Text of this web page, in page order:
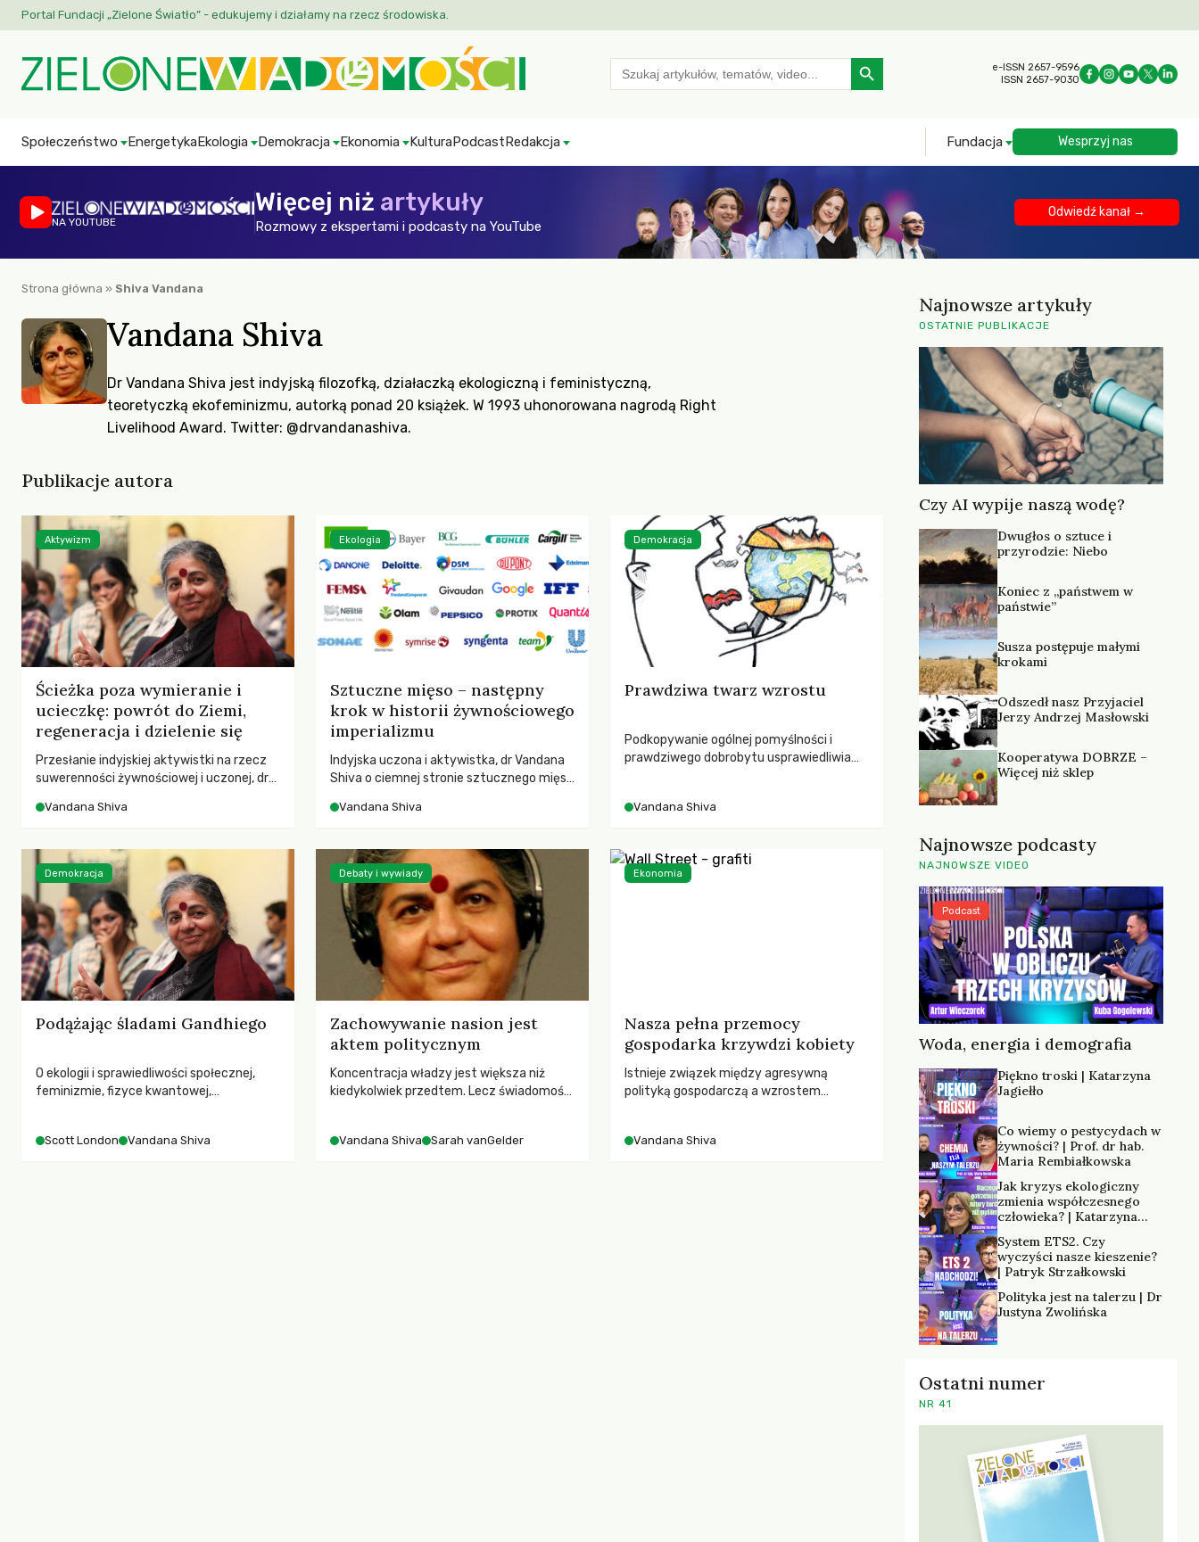
Portal Fundacji „Zielone Światło” - edukujemy i działamy na rzecz środowiska.
Search
for:
Search Button
e-ISSN 2657-9596
ISSN 2657-9030
Społeczeństwo EnergetykaEkologia Demokracja Ekonomia KulturaPodcastRedakcja Fundacja Wesprzyj nas
NA YOUTUBE
Więcej niż artykuły
Rozmowy z ekspertami i podcasty na YouTube
Odwiedź kanał →
Strona główna » Shiva Vandana
Vandana Shiva
Dr Vandana Shiva jest indyjską filozofką, działaczką ekologiczną i feministyczną,
teoretyczką ekofeminizmu, autorką ponad 20 książek. W 1993 uhonorowana nagrodą Right
Livelihood Award. Twitter: @drvandanashiva.
Publikacje autora
Ścieżka poza wymieranie i
ucieczkę: powrót do Ziemi,
regeneracja i dzielenie się
Przesłanie indyjskiej aktywistki na rzecz
suwerenności żywnościowej i uczonej, dr
Ochrony Środowiska, 5 czerwca 2020.
Vandana Shiva
Aktywizm
Sztuczne mięso – następny
krok w historii żywnościowego
imperializmu
Indyjska uczona i aktywistka, dr Vandana
Shiva o ciemnej stronie sztucznego mięsa
Vandana Shiva
Ekologia
Prawdziwa twarz wzrostu
Podkopywanie ogólnej pomyślności i
prawdziwego dobrobytu usprawiedliwia
czego? – pyta Vandana Shiva
Vandana Shiva
Demokracja
Podążając śladami Gandhiego
O ekologii i sprawiedliwości społecznej,
feminizmie, fizyce kwantowej,
Vandana Shiva w rozmowie ze Scottem
Scott London Vandana Shiva
Demokracja
Zachowywanie nasion jest
aktem politycznym
Koncentracja władzy jest większa niż
kiedykolwiek przedtem. Lecz świadomość
przedtem – mówi Vandana Shiva w
Vandana Shiva Sarah vanGelder
Debaty i wywiady
Nasza pełna przemocy
gospodarka krzywdzi kobiety
Istnieje związek między agresywną
polityką gospodarczą a wzrostem
do rewolucji – rewolucji, którą musimy
Vandana Shiva
Ekonomia
Najnowsze artykuły
OSTATNIE PUBLIKACJE
Czy AI wypije naszą wodę?
Dwugłos o sztuce i
przyrodzie: Niebo
Koniec z „państwem w
państwie”
Susza postępuje małymi
krokami
Odszedł nasz Przyjaciel
Jerzy Andrzej Masłowski
Kooperatywa DOBRZE –
Więcej niż sklep
Najnowsze podcasty
NAJNOWSZE VIDEO
Woda, energia i demografia
Podcast
Piękno troski | Katarzyna
Jagiełło
Co wiemy o pestycydach w
żywności? | Prof. dr hab.
Maria Rembiałkowska
Jak kryzys ekologiczny
zmienia współczesnego
człowieka? | Katarzyna
System ETS2. Czy
wyczyści nasze kieszenie?
| Patryk Strzałkowski
Polityka jest na talerzu | Dr
Justyna Zwolińska
Ostatni numer
NR 41